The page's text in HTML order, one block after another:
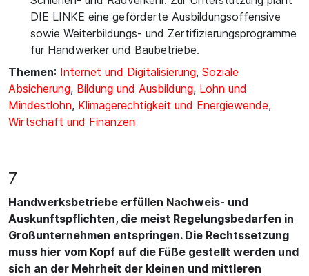
DIE LINKE eine geförderte Ausbildungsoffensive
sowie Weiterbildungs- und Zertifizierungsprogramme
für Handwerker und Baubetriebe.
Themen: Internet und Digitalisierung, Soziale
Absicherung, Bildung und Ausbildung, Lohn und
Mindestlohn, Klimagerechtigkeit und Energiewende,
Wirtschaft und Finanzen
7
Handwerksbetriebe erfüllen Nachweis- und
Auskunftspflichten, die meist Regelungsbedarfen in
Großunternehmen entspringen. Die Rechtssetzung
muss hier vom Kopf auf die Füße gestellt werden und
sich an der Mehrheit der kleinen und mittleren